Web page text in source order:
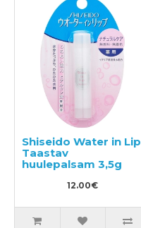
Shiseido Water in Lip
Taastav
huulepalsam 3,5g
12.00€